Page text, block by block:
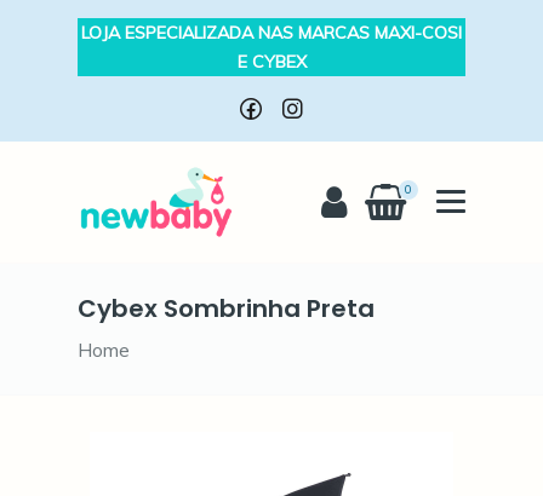
LOJA ESPECIALIZADA NAS MARCAS MAXI-COSI
E CYBEX
0
Cybex Sombrinha Preta
Home